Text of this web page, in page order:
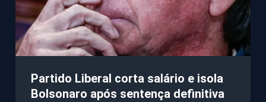
Partido Liberal corta salário e isola
Bolsonaro após sentença definitiva